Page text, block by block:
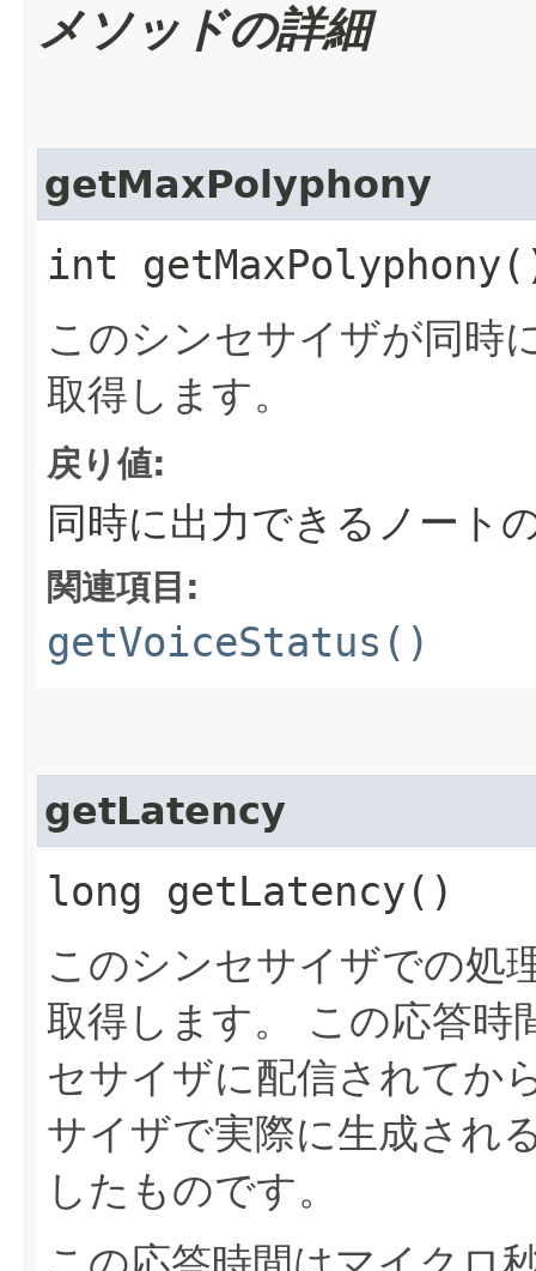
メソッドの詳細
getMaxPolyphony
int
このシンセサイザが同時
取得します。
戻り値:
同時に出力できるノート
関連項目:
getVoiceStatus()
getLatency
long getLatency()
このシンセサイザでの処
取得します。
この応答
セサイザに配信されてか
サイザで実際に生成され
したものです。